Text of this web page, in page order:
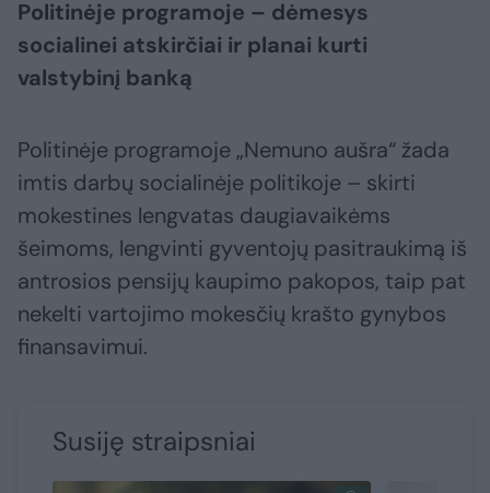
Politinėje programoje – dėmesys
socialinei atskirčiai ir planai kurti
valstybinį banką
Politinėje programoje „Nemuno aušra“ žada
imtis darbų socialinėje politikoje – skirti
mokestines lengvatas daugiavaikėms
šeimoms, lengvinti gyventojų pasitraukimą iš
antrosios pensijų kaupimo pakopos, taip pat
nekelti vartojimo mokesčių krašto gynybos
finansavimui.
Susiję straipsniai